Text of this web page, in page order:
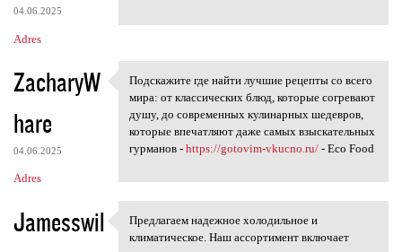
04.06.2025
Adres
ZacharyW
hare
04.06.2025
Adres
Подскажите где найти лучшие
Подскажите где найти лучшие рецепты со всего
мира: от классических блюд, которые согревают
душу, до современных кулинарных шедевров,
которые впечатляют даже самых взыскательных
гурманов - https://gotovim-vkucno.ru/- Eco Food
Jamesswil Предлагаем надежное
Предлагаем надежное холодильное и
климатическое. Наш ассортимент включает